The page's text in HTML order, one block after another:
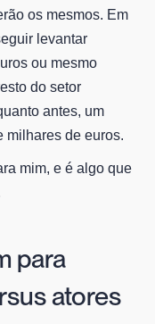
os mesmos. Em
levantar
ou mesmo
do setor
antes, um
milhares de euros.
mim, e é algo que
para
atores